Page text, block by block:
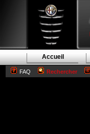
Accueil
FAQ Rechercher